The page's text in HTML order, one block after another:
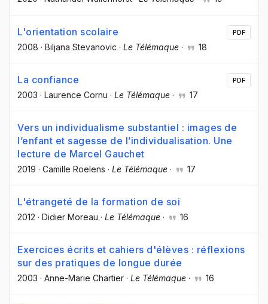
L'orientation scolaire
2008 · Biljana Stevanovic · Le Télémaque · 18
PDF
La confiance
2003 · Laurence Cornu · Le Télémaque · 17
PDF
Vers un individualisme substantiel : images de
l’enfant et sagesse de l’individualisation. Une
lecture de Marcel Gauchet
2019 · Camille Roelens · Le Télémaque · 17
L'étrangeté de la formation de soi
2012 · Didier Moreau · Le Télémaque · 16
Exercices écrits et cahiers d'élèves : réflexions
sur des pratiques de longue durée
2003 · Anne-Marie Chartier · Le Télémaque · 16